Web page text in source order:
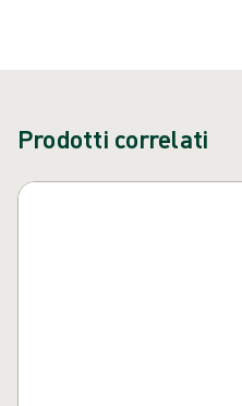
Prodotti correlati